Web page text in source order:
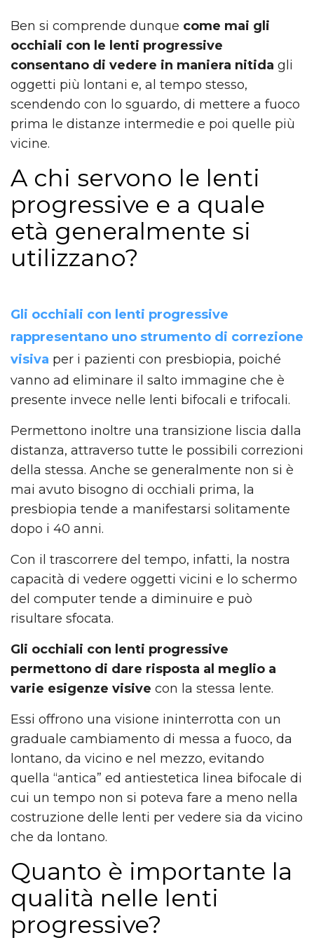
Ben si comprende dunque come mai gli
occhiali con le lenti progressive
consentano di vedere in maniera nitida gli
oggetti più lontani e, al tempo stesso,
scendendo con lo sguardo, di mettere a fuoco
prima le distanze intermedie e poi quelle più
vicine.
A chi servono le lenti
progressive e a quale
età generalmente si
utilizzano?
Gli occhiali con lenti progressive
rappresentano uno strumento di correzione
visiva per i pazienti con presbiopia, poiché
vanno ad eliminare il salto immagine che è
presente invece nelle lenti bifocali e trifocali.
Permettono inoltre una transizione liscia dalla
distanza, attraverso tutte le possibili correzioni
della stessa. Anche se generalmente non si è
mai avuto bisogno di occhiali prima, la
presbiopia tende a manifestarsi solitamente
dopo i 40 anni.
Con il trascorrere del tempo, infatti, la nostra
capacità di vedere oggetti vicini e lo schermo
del computer tende a diminuire e può
risultare sfocata.
Gli occhiali con lenti progressive
permettono di dare risposta al meglio a
varie esigenze visive con la stessa lente.
Essi offrono una visione ininterrotta con un
graduale cambiamento di messa a fuoco, da
lontano, da vicino e nel mezzo, evitando
quella “antica” ed antiestetica linea bifocale di
cui un tempo non si poteva fare a meno nella
costruzione delle lenti per vedere sia da vicino
che da lontano.
Quanto è importante la
qualità nelle lenti
progressive?